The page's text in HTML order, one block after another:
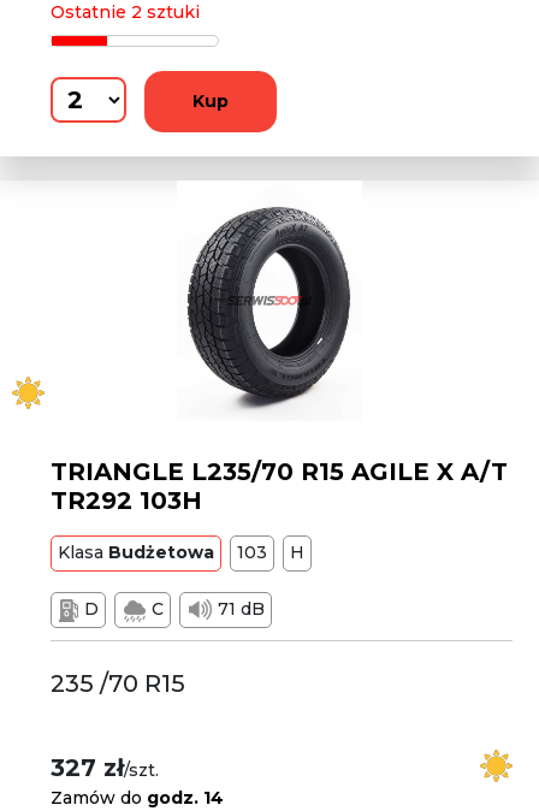
Ostatnie 2 sztuki
Kup
TRIANGLE L235/70 R15 AGILE X A/T
TR292 103H
Klasa Budżetowa 103 H
D C 71 dB
235 /70 R15
327 zł/szt.
Zamów do godz. 14